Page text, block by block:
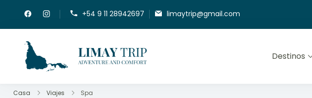
+54 9 11 28942697 limaytrip@gmail.com
Destinos
Casa Viajes Spa